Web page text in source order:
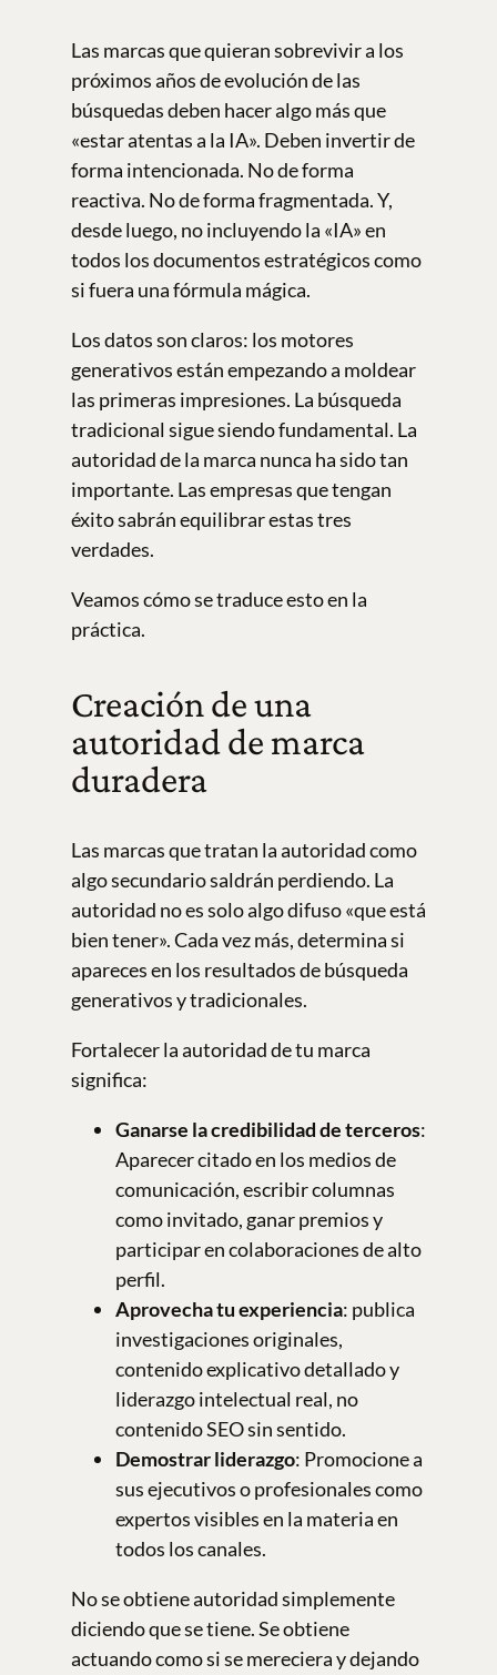
Las marcas que quieran sobrevivir a los
próximos años de evolución de las
búsquedas deben hacer algo más que
«estar atentas a la IA». Deben invertir de
forma intencionada. No de forma
reactiva. No de forma fragmentada. Y,
desde luego, no incluyendo la «IA» en
todos los documentos estratégicos como
si fuera una fórmula mágica.
Los datos son claros: los motores
generativos están empezando a moldear
las primeras impresiones. La búsqueda
tradicional sigue siendo fundamental. La
autoridad de la marca nunca ha sido tan
importante. Las empresas que tengan
éxito sabrán equilibrar estas tres
verdades.
Veamos cómo se traduce esto en la
práctica.
Creación de una
autoridad de marca
duradera
Las marcas que tratan la autoridad como
algo secundario saldrán perdiendo. La
autoridad no es solo algo difuso «que está
bien tener». Cada vez más, determina si
apareces en los resultados de búsqueda
generativos y tradicionales.
Fortalecer la autoridad de tu marca
significa:
Ganarse la credibilidad de terceros:
Aparecer citado en los medios de
comunicación, escribir columnas
como invitado, ganar premios y
participar en colaboraciones de alto
perfil.
Aprovecha tu experiencia: publica
investigaciones originales,
contenido explicativo detallado y
liderazgo intelectual real, no
contenido SEO sin sentido.
Demostrar liderazgo: Promocione a
sus ejecutivos o profesionales como
expertos visibles en la materia en
todos los canales.
No se obtiene autoridad simplemente
diciendo que se tiene. Se obtiene
actuando como si se mereciera y dejando